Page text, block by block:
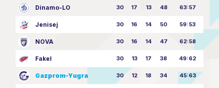
Dinamo-LO 30 17 13 48 63:57
Jenisej 30 16 14 50 59:53
NOVA 30 16 14 47 62:58
Fakel 30 13 17 38 49:62
Gazprom-Yugra 30 12 18 34 45:63